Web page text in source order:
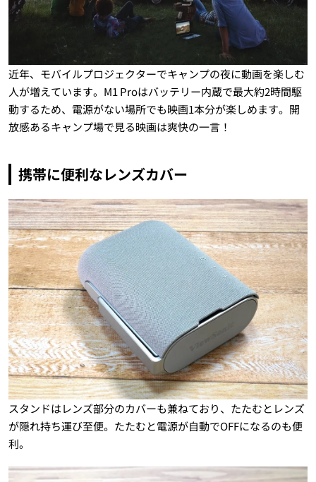
近年、モバイルプロジェクターでキャンプの夜に動画を楽しむ
人が増えています。M1 Proはバッテリー内蔵で最大約2時間駆
動するため、電源がない場所でも映画1本分が楽しめます。開
放感あるキャンプ場で見る映画は爽快の一言！
携帯に便利なレンズカバー
スタンドはレンズ部分のカバーも兼ねており、たたむとレンズ
が隠れ持ち運び至便。たたむと電源が自動でOFFになるのも便
利。